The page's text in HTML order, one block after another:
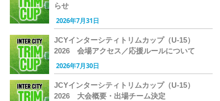
らせ
2026年7月31日
JCYインターシティトリムカップ（U-15）
2026 会場アクセス／応援ルールについて
2026年7月30日
JCYインターシティトリムカップ（U-15）
2026 大会概要・出場チーム決定